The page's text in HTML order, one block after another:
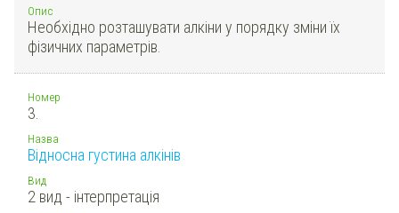
Опис
Необхідно розташувати алкіни у порядку зміни їх
фізичних параметрів.
Номер
3.
Назва
Відносна густина алкінів
Вид
2 вид - інтерпретація